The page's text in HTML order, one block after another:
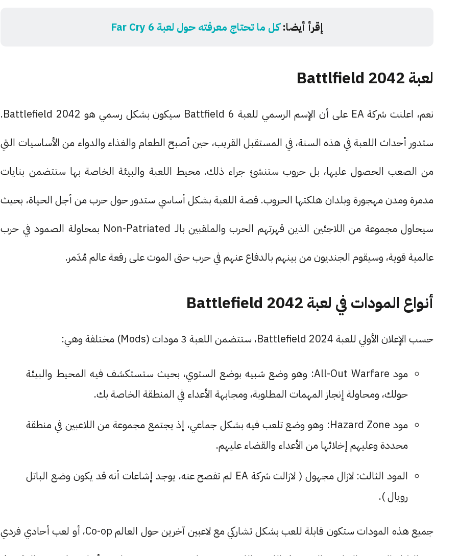
إقرأ أيضا:كل ما تحتاج معرفته حول لعبة Far Cry 6
لعبة Battlfield 2042
نعم، اعلنت شركة EA على أن الإسم الرسمي للعبة Battfield 6 سيكون بشكل رسمي هو Battlefield 2042.
ستدور أحداث اللعبة في هذه السنة، في المستقبل القريب، حين أصبح الطعام والغذاء والدواء من الأساسيات التي
من الصعب الحصول عليها، بل حروب ستنشئ جراء ذلك. محيط اللعبة والبيئة الخاصة بها ستتضمن بنايات
مدمرة ومدن مهجورة وبلدان هلكتها الحروب. قصة اللعبة بشكل أساسي ستدور حول حرب من أجل الحياة، بحيث
سيحاول مجموعة من اللاجئين الذين قهرتهم الحرب والملقبين بالـ Non-Patriated بمحاولة الصمود في حرب
عالمية قوية، وسيقوم الجنديون من بينهم بالدفاع عنهم في حرب حتى الموت على رقعة عالم مُدَمر.
أنواع المودات في لعبة Battlefield 2042
حسب الإعلان الأولي للعبة Battlefield 2024، ستتضمن اللعبة 3 مودات (Mods) مختلفة وهي:
مود All-Out Warfare: وهو وضع شبيه بوضع الستوي، بحيث ستستكشف فيه المحيط والبيئة
حولك، ومحاولة إنجاز المهمات المطلوبة، ومجابهة الأعداء في المنطقة الخاصة بك.
مود Hazard Zone: وهو وضع تلعب فيه بشكل جماعي، إذ يجتمع مجموعة من اللاعبين في منطقة
محددة وعليهم إخلائها من الأعداء والقضاء عليهم.
المود الثالث: لازال مجهول ( لازالت شركة EA لم تفصح عنه، يوجد إشاعات أنه قد يكون وضع الباتل
رويال ).
جميع هذه المودات ستكون قابلة للعب بشكل تشاركي مع لاعبين آخرين حول العالم Co-op، أو لعب أحادي فردي